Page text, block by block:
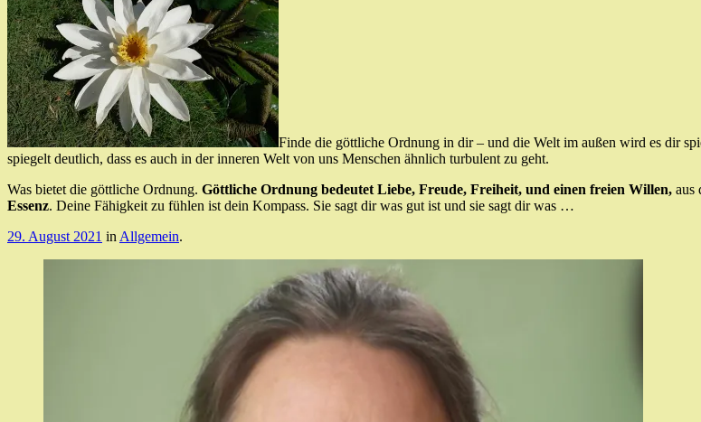
Finde die göttliche Ordnung in dir – und die Welt im außen wird es dir
spiegelt deutlich, dass es auch in der inneren Welt von uns Menschen ähnlich turbulent zu geht.
Was bietet die göttliche Ordnung. Göttliche Ordnung bedeutet Liebe, Freude, Freiheit, und einen freien Willen, aus
Essenz. Deine Fähigkeit zu fühlen ist dein Kompass. Sie sagt dir was gut ist und sie sagt dir was …
29. August 2021 in Allgemein.